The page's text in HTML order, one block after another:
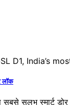
लॉक
सुलभ स्मार्ट